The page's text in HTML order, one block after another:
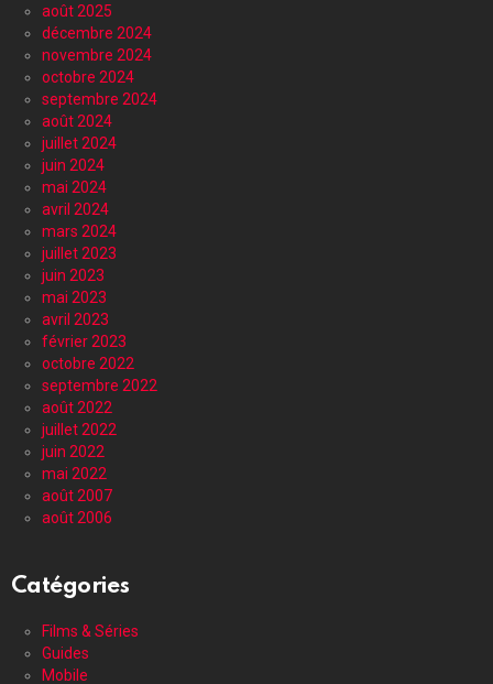
août 2025
décembre 2024
novembre 2024
octobre 2024
septembre 2024
août 2024
juillet 2024
juin 2024
mai 2024
avril 2024
mars 2024
juillet 2023
juin 2023
mai 2023
avril 2023
février 2023
octobre 2022
septembre 2022
août 2022
juillet 2022
juin 2022
mai 2022
août 2007
août 2006
Catégories
Films & Séries
Guides
Mobile